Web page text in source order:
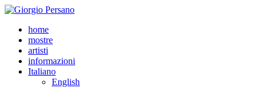
home
mostre
artisti
informazioni
Italiano
English